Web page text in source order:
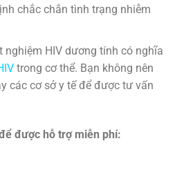
chắc chắn tình trạng nhiễm
nghiệm HIV dương tính có nghĩa
trong cơ thể. Bạn không nên
các cơ sở y tế để được tư vấn
được hỗ trợ miễn phí: